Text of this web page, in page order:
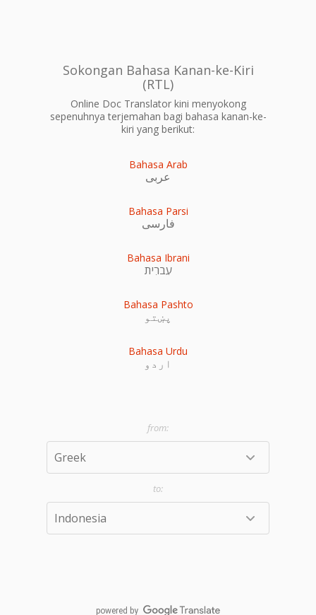
Sokongan Bahasa Kanan-ke-Kiri
(RTL)
Online Doc Translator kini menyokong
sepenuhnya terjemahan bagi bahasa kanan-ke-
kiri yang berikut:
Bahasa Arab
عربى
Bahasa Parsi
فارسی
Bahasa Ibrani
עִברִית
Bahasa Pashto
پښتو
Bahasa Urdu
اردو
powered by